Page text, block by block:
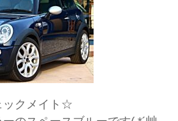
ックメイト☆